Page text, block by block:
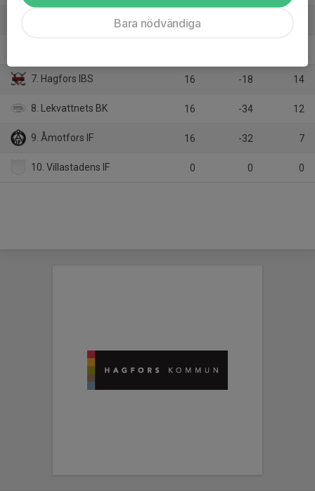
16
7. Hagfors IBS 16 -18 14
8. Lekvattnets BK 16 -34 12
9. Åmotfors IF 16 -32 7
10. Villastadens IF 0 0 0
Bara nödvändiga